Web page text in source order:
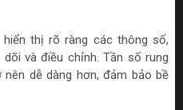
thị rõ ràng các thông số,
và điều chỉnh. Tần số rung
dễ dàng hơn, đảm bảo bề